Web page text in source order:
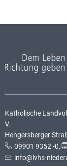
Katholische
V.
Hengersberger
09901 9352 -0,
info@lvhs-